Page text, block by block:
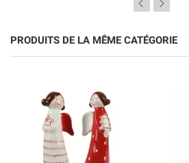
PRODUITS DE LA MÊME CATÉGORIE